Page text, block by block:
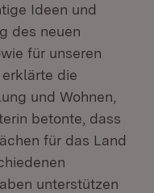
Ideen und
des neuen
für unseren
die
und Wohnen,
betonte, dass
für das Land
unterstützen